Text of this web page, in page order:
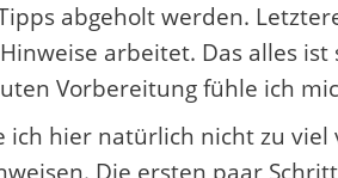
abgeholt werden.
arbeitet. Das alles
Vorbereitung fühle ich
ich hier natürlich nicht zu